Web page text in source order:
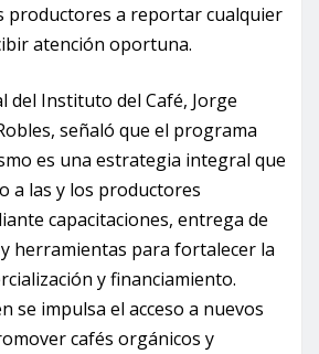
productores a reportar cualquier
atención oportuna.
del Instituto del Café, Jorge
señaló que el programa
es una estrategia integral que
a las y los productores
capacitaciones, entrega de
herramientas para fortalecer la
y financiamiento.
se impulsa el acceso a nuevos
cafés orgánicos y